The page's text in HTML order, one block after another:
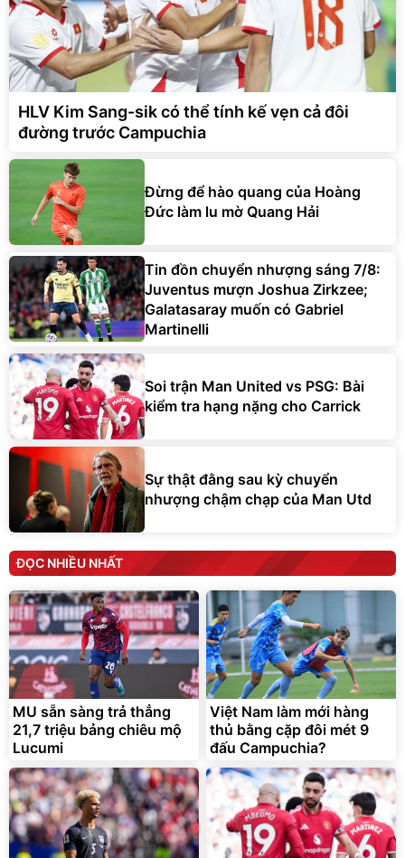
HLV Kim Sang-sik có thể tính kế vẹn cả đôi
đường trước Campuchia
Đừng để hào quang của Hoàng
Đức làm lu mờ Quang Hải
Tin đồn chuyển nhượng sáng 7/8:
Juventus mượn Joshua Zirkzee;
Galatasaray muốn có Gabriel
Martinelli
Soi trận Man United vs PSG: Bài
kiểm tra hạng nặng cho Carrick
Sự thật đằng sau kỳ chuyển
nhượng chậm chạp của Man Utd
ĐỌC NHIỀU NHẤT
MU sẵn sàng trả thẳng
21,7 triệu bảng chiêu mộ
Lucumi
Việt Nam làm mới hàng
thủ bằng cặp đôi mét 9
đấu Campuchia?